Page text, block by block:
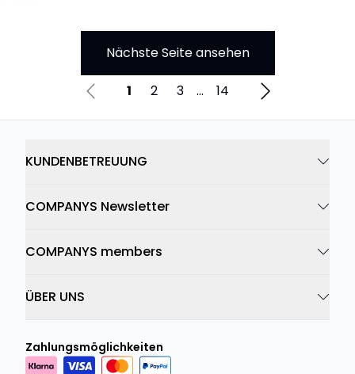
Nächste Seite ansehen
1 2 3 ... 14
KUNDENBETREUUNG
COMPANYS Newsletter
COMPANYS members
ÜBER UNS
Zahlungsmöglichkeiten